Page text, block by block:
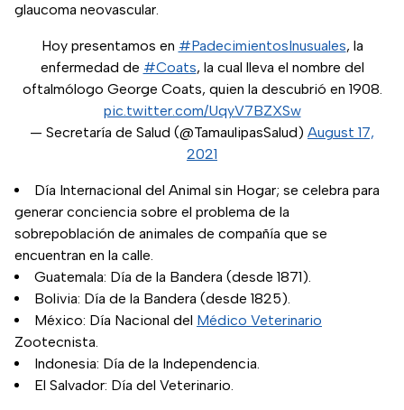
glaucoma neovascular.
Hoy presentamos en #PadecimientosInusuales, la
enfermedad de #Coats, la cual lleva el nombre del
oftalmólogo George Coats, quien la descubrió en 1908.
pic.twitter.com/UqyV7BZXSw
— Secretaría de Salud (@TamaulipasSalud) August 17,
2021
Día Internacional del Animal sin Hogar; se celebra para
generar conciencia sobre el problema de la
sobrepoblación de animales de compañía que se
encuentran en la calle.
Guatemala: Día de la Bandera (desde 1871).
Bolivia: Día de la Bandera (desde 1825).
México: Día Nacional del Médico Veterinario
Zootecnista.
Indonesia: Día de la Independencia.
El Salvador: Día del Veterinario.